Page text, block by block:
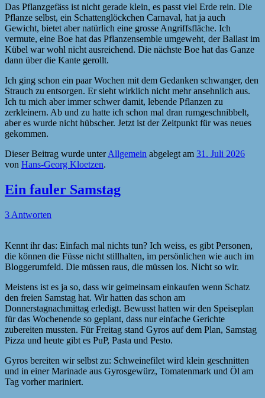
Das Pflanzgefäss ist nicht gerade klein, es passt viel Erde rein. Die
Pflanze selbst, ein Schattenglöckchen Carnaval, hat ja auch
Gewicht, bietet aber natürlich eine grosse Angriffsfläche. Ich
vermute, eine Boe hat das Pflanzensemble umgeweht, der Ballast im
Kübel war wohl nicht ausreichend. Die nächste Boe hat das Ganze
dann über die Kante gerollt.
Ich ging schon ein paar Wochen mit dem Gedanken schwanger, den
Strauch zu entsorgen. Er sieht wirklich nicht mehr ansehnlich aus.
Ich tu mich aber immer schwer damit, lebende Pflanzen zu
zerkleinern. Ab und zu hatte ich schon mal dran rumgeschnibbelt,
aber es wurde nicht hübscher. Jetzt ist der Zeitpunkt für was neues
gekommen.
Dieser Beitrag wurde unterAllgemein abgelegt am 31. Juli 2026
von Hans-Georg Kloetzen.
Ein fauler Samstag
3 Antworten
Kennt ihr das: Einfach mal nichts tun? Ich weiss, es gibt Personen,
die können die Füsse nicht stillhalten, im persönlichen wie auch im
Bloggerumfeld. Die müssen raus, die müssen los. Nicht so wir.
Meistens ist es ja so, dass wir geimeinsam einkaufen wenn Schatz
den freien Samstag hat. Wir hatten das schon am
Donnerstagnachmittag erledigt. Bewusst hatten wir den Speiseplan
für das Wochenende so geplant, dass nur einfache Gerichte
zubereiten mussten. Für Freitag stand Gyros auf dem Plan, Samstag
Pizza und heute gibt es PuP, Pasta und Pesto.
Gyros bereiten wir selbst zu: Schweinefilet wird klein geschnitten
und in einer Marinade aus Gyrosgewürz, Tomatenmark und Öl am
Tag vorher mariniert.